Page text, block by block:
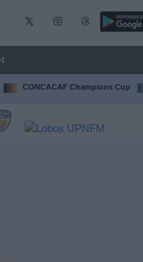
CONCACAF Champions Cup